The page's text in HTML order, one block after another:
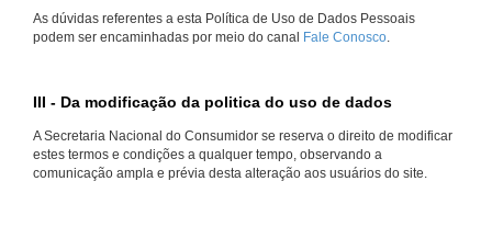
As dúvidas referentes a esta Política de Uso de Dados Pessoais
podem ser encaminhadas por meio do canal Fale Conosco.
III - Da modificação da politica do uso de dados
A Secretaria Nacional do Consumidor se reserva o direito de modificar
estes termos e condições a qualquer tempo, observando a
comunicação ampla e prévia desta alteração aos usuários do site.